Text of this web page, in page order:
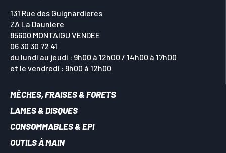
131 Rue des Guignardieres
ZA La Dauniere
85600 MONTAIGU VENDEE
06 30 30 72 41
du lundi au jeudi : 9h00 à 12h00 / 14h00 à 17h00
et le vendredi : 9h00 à 12h00
MÈCHES, FRAISES & FORETS
LAMES & DISQUES
CONSOMMABLES & EPI
OUTILS À MAIN